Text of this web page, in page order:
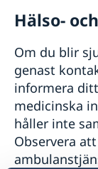
Hälso-
Om du blir
genast
informera
medicinska
håller inte
Observera